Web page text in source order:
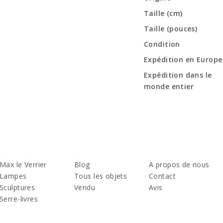
Taille (cm)
Taille (pouces)
Condition
Expédition en Europe
Expédition dans le
monde entier
Max le Verrier
Lampes
Sculptures
Serre-livres
Blog
Tous les objets
Vendu
A propos de nous
Contact
Avis